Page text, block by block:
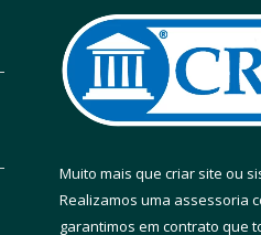
Muito mais que criar site ou
Realizamos uma assessoria
garantimos em contrato que